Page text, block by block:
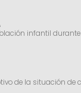
infantil
de la situación de